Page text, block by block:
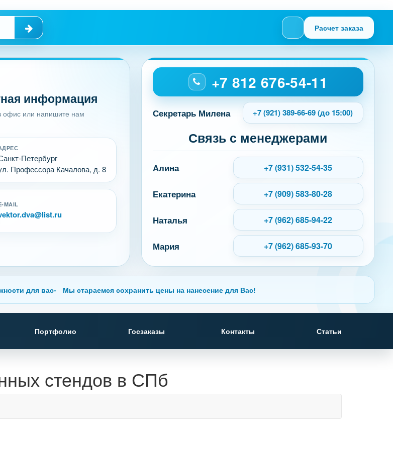
Расчет заказа
информация
офис или напишите нам
Петербург
Профессора Качалова, д. 8
MAIL
+7 812 676-54-11
Секретарь Милена +7 (921) 389-66-69 (до 15:00)
Связь с менеджерами
Алина +7 (931) 532-54-35
Екатерина +7 (909) 583-80-28
Наталья +7 (962) 685-94-22
Мария +7 (962) 685-93-70
для вас Мы стараемся сохранить цены на нанесение для Вас!
Портфолио Госзаказы Контакты Статьи
стендов в СПб